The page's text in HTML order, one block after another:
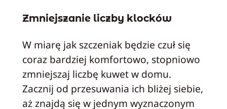
Zmniejszanie liczby klocków
W miarę jak szczeniak będzie czuł się
coraz bardziej komfortowo, stopniowo
zmniejszaj liczbę kuwet w domu.
Zacznij od przesuwania ich bliżej siebie,
aż znajdą się w jednym wyznaczonym